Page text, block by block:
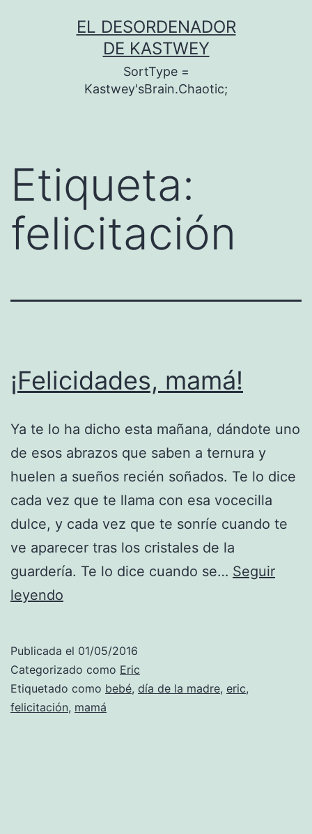
EL DESORDENADOR
DE KASTWEY
SortType =
Kastwey'sBrain.Chaotic;
Etiqueta:
felicitación
¡Felicidades, mamá!
Ya te lo ha dicho esta mañana, dándote uno
de esos abrazos que saben a ternura y
huelen a sueños recién soñados. Te lo dice
cada vez que te llama con esa vocecilla
dulce, y cada vez que te sonríe cuando te
ve aparecer tras los cristales de la
guardería. Te lo dice cuando se… Seguir
leyendo
Publicada el 01/05/2016
Categorizado como Eric
Etiquetado como bebé, día de la madre, eric,
felicitación, mamá